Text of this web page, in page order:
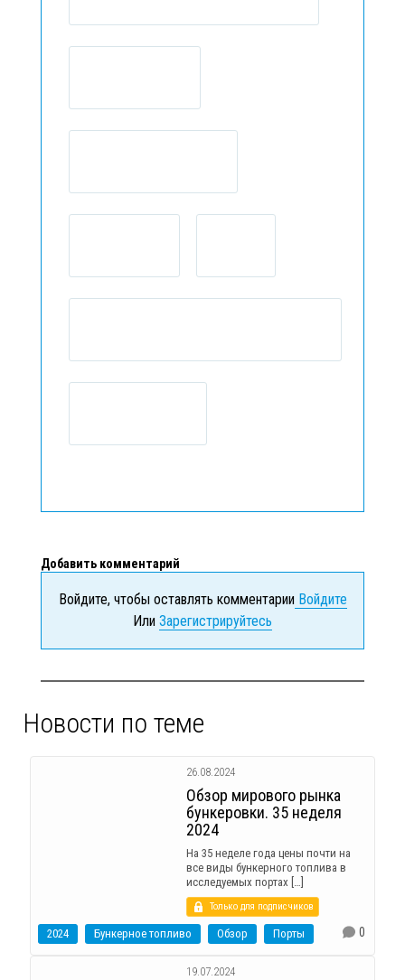
Добавить комментарий
Войдите, чтобы оставлять комментарииВойдите
Или Зарегистрируйтесь
Новости по теме
26.08.2024
Обзор мирового рынка
бункеровки. 35 неделя
2024
На 35 неделе года цены почти на
все виды бункерного топлива в
исследуемых портах […]
Только для подписчиков
2024 Бункерное топливо Обзор Порты 0
19.07.2024